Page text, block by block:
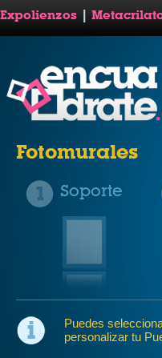
Expolienzos
Fotomurales
Soporte
Puedes
personalizar tu